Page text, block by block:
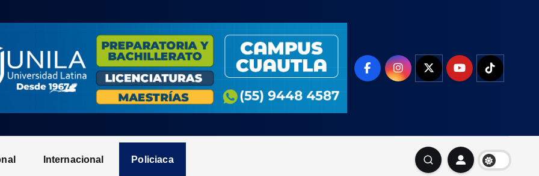
Internacional Policiaca